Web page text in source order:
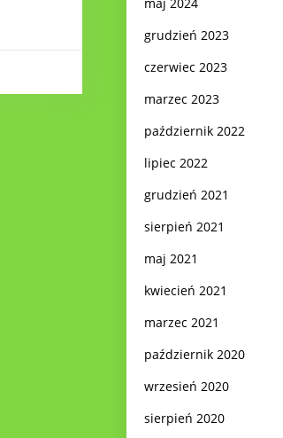
grudzień 2023
czerwiec 2023
marzec 2023
październik 2022
lipiec 2022
grudzień 2021
sierpień 2021
maj 2021
kwiecień 2021
marzec 2021
październik 2020
wrzesień 2020
sierpień 2020